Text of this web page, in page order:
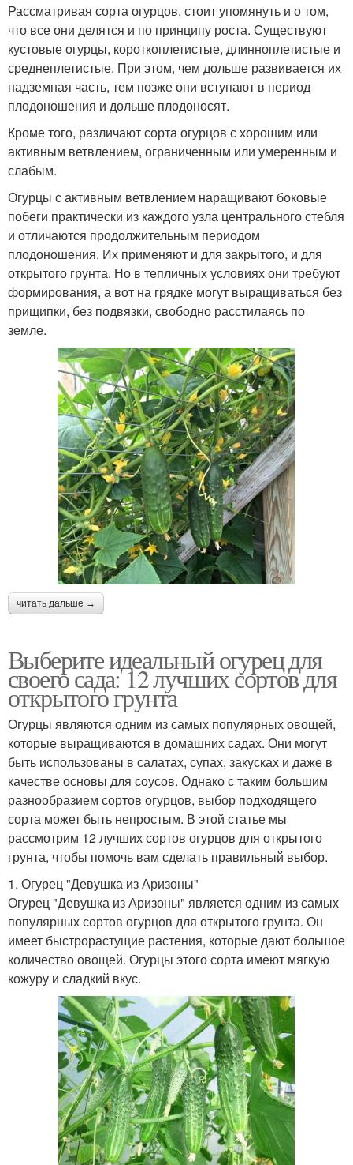
Рассматривая сорта огурцов, стоит упомянуть и о том,
что все они делятся и по принципу роста. Существуют
кустовые огурцы, короткоплетистые, длинноплетистые и
среднеплетистые. При этом, чем дольше развивается их
надземная часть, тем позже они вступают в период
плодоношения и дольше плодоносят.
Кроме того, различают сорта огурцов с хорошим или
активным ветвлением, ограниченным или умеренным и
слабым.
Огурцы с активным ветвлением наращивают боковые
побеги практически из каждого узла центрального стебля
и отличаются продолжительным периодом
плодоношения. Их применяют и для закрытого, и для
открытого грунта. Но в тепличных условиях они требуют
формирования, а вот на грядке могут выращиваться без
прищипки, без подвязки, свободно расстилаясь по
земле.
читать дальше →
Выберите идеальный огурец для
своего сада: 12 лучших сортов для
открытого грунта
Огурцы являются одним из самых популярных овощей,
которые выращиваются в домашних садах. Они могут
быть использованы в салатах, супах, закусках и даже в
качестве основы для соусов. Однако с таким большим
разнообразием сортов огурцов, выбор подходящего
сорта может быть непростым. В этой статье мы
рассмотрим 12 лучших сортов огурцов для открытого
грунта, чтобы помочь вам сделать правильный выбор.
1. Огурец "Девушка из Аризоны"
Огурец "Девушка из Аризоны" является одним из самых
популярных сортов огурцов для открытого грунта. Он
имеет быстрорастущие растения, которые дают большое
количество овощей. Огурцы этого сорта имеют мягкую
кожуру и сладкий вкус.